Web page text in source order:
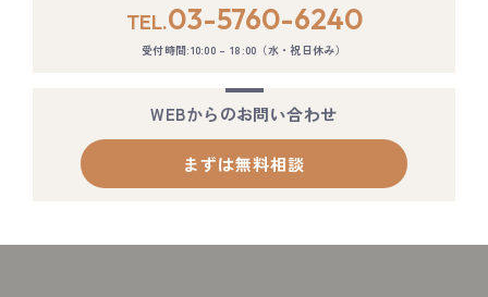
TEL.03-5760-6240
受付時間:10:00 – 18:00（水・祝日休み）
WEBからのお問い合わせ
まずは無料相談